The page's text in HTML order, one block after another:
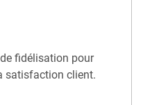
fidélisation pour
satisfaction client.